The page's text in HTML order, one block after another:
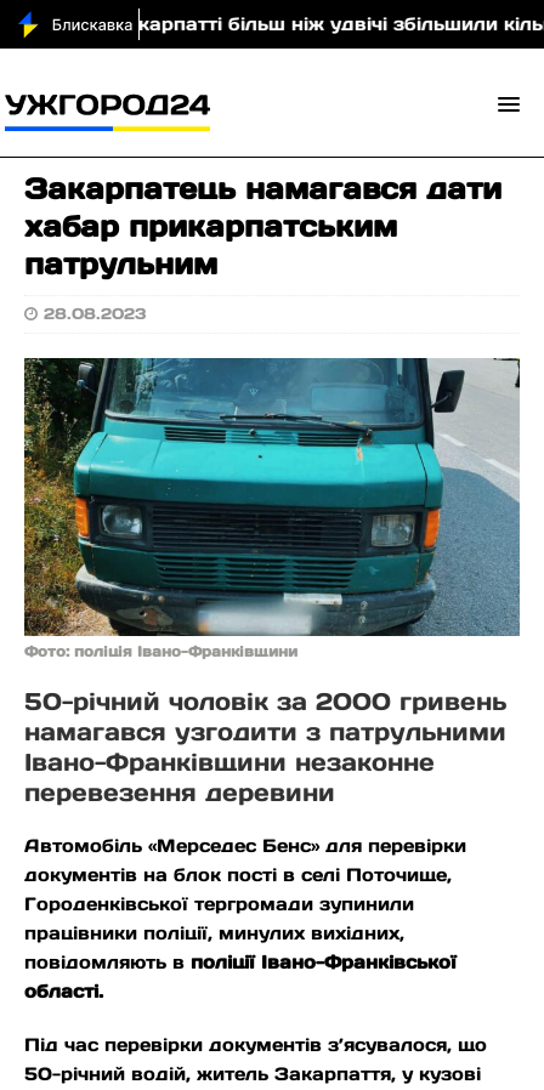
На Закарпатті більш ніж удвічі збільшили
Закарпатець намагався дати
хабар прикарпатським
патрульним
28.08.2023
Фото: поліція Івано-Франківщини
50-річний чоловік за 2000 гривень
намагався узгодити з патрульними
Івано-Франківщини незаконне
перевезення деревини
Автомобіль «Мерседес Бенс» для перевірки
документів на блок пості в селі Поточище,
Городенківської тергромади зупинили
працівники поліції, минулих вихідних,
повідомляють в поліції Івано-Франківської
області.
Під час перевірки документів з’ясувалося, що
50-річний водій, житель Закарпаття, у кузові